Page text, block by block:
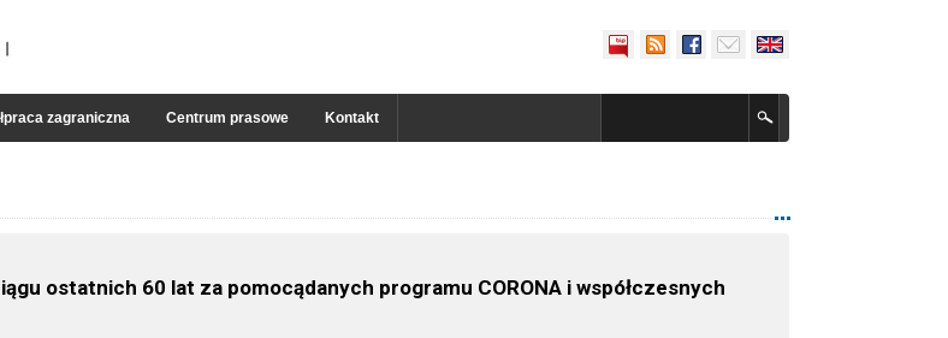
zagraniczna Centrum prasowe Kontakt
ostatnich 60 lat za pomocądanych programu CORONA i współczesnych